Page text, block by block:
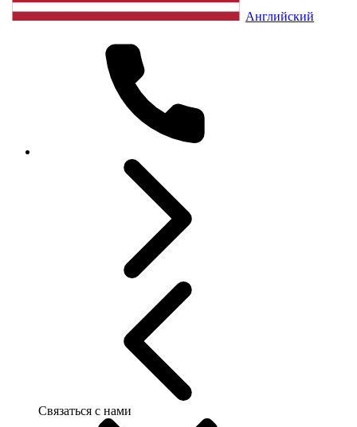
Английский
Связаться с нами